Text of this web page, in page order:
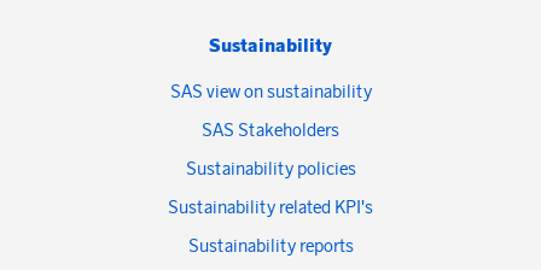
Sustainability
SAS view on sustainability
SAS Stakeholders
Sustainability policies
Sustainability related KPI's
Sustainability reports